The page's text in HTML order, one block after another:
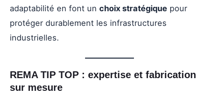
adaptabilité en font un choix stratégique pour
protéger durablement les infrastructures
industrielles.
REMA TIP TOP : expertise et fabrication
sur mesure